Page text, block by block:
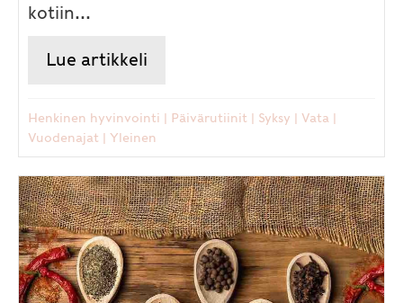
kotiin...
Lue artikkeli
Henkinen hyvinvointi | Päivärutiinit | Syksy | Vata |
Vuodenajat | Yleinen